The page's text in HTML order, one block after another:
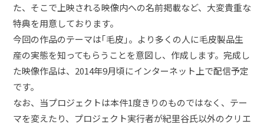
た、そこで上映される映像内への名前掲載など、大変貴重な
特典を用意しております。
今回の作品のテーマは｢毛皮｣。より多くの人に毛皮製品生
産の実態を知ってもらうことを意図し、作成します。完成し
た映像作品は、2014年9月頃にインターネット上で配信予定
です。
なお、当プロジェクトは本件1度きりのものではなく、テー
マを変えたり、プロジェクト実行者が紀里谷氏以外のクリエ